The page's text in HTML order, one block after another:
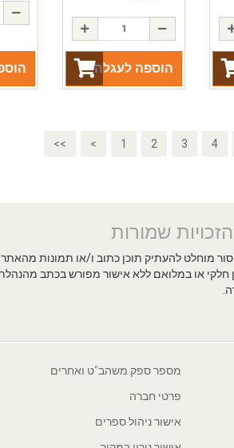
הוספה לעגלה
<< < 1 2 3 4
שמורות
מוחלט להעתיק תוכן כתוב ו/או תמונות מהאתר
חלקי או במלואם ללא אישור מפורש בכתב
מספר ספק משהב"ט ואחרים
פרטי חברה
אישור ניהול ספרים